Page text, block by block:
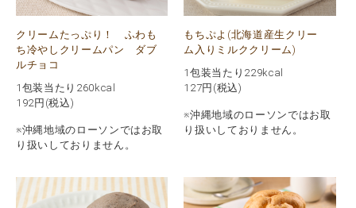
クリームたっぷり！ ふわも
ち冷やしクリームパン ダブ
ルチョコ
1包装当たり260kcal
192 円(税込)
※沖縄地域のローソンではお取
り扱いしておりません。
もちぷよ(北海道産生クリー
ム入りミルククリーム)
1包装当たり229kcal
127円(税込)
※沖縄地域のローソンではお取
り扱いしておりません。